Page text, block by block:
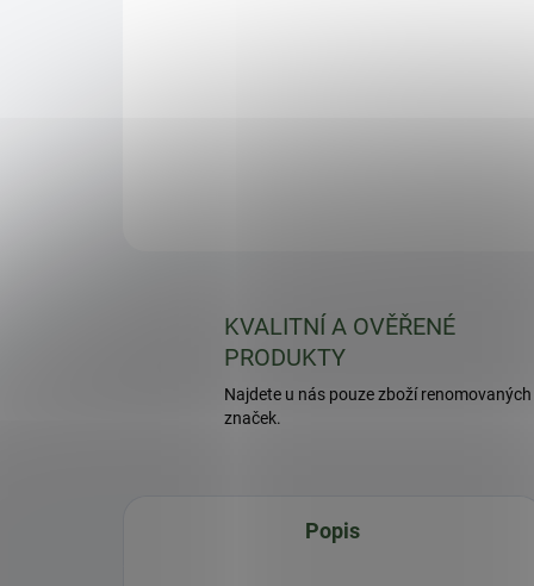
KVALITNÍ A OVĚŘENÉ
PRODUKTY
Najdete u nás pouze zboží renomovaných
značek.
Popis